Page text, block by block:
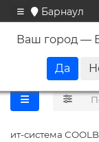
Барнаул
Ваш город —
система